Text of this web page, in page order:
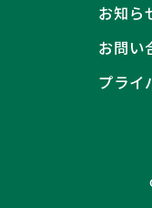
お知ら
お問い
プライ